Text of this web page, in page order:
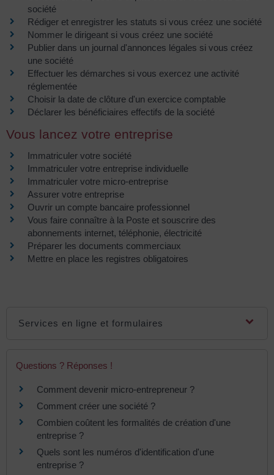
société
Rédiger et enregistrer les statuts si vous créez une société
Nommer le dirigeant si vous créez une société
Publier dans un journal d'annonces légales si vous créez
une société
Effectuer les démarches si vous exercez une activité
réglementée
Choisir la date de clôture d'un exercice comptable
Déclarer les bénéficiaires effectifs de la société
Vous lancez votre entreprise
Immatriculer votre société
Immatriculer votre entreprise individuelle
Immatriculer votre micro-entreprise
Assurer votre entreprise
Ouvrir un compte bancaire professionnel
Vous faire connaître à la Poste et souscrire des
abonnements internet, téléphonie, électricité
Préparer les documents commerciaux
Mettre en place les registres obligatoires
Services en ligne et formulaires
Questions ? Réponses !
Comment devenir micro-entrepreneur ?
Comment créer une société ?
Combien coûtent les formalités de création d'une
entreprise ?
Quels sont les numéros d'identification d'une
entreprise ?